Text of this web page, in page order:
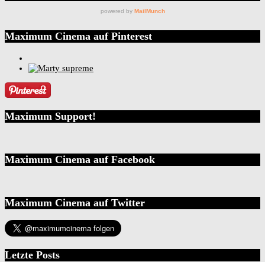
Maximum Cinema auf Pinterest
Maximum Support!
Maximum Cinema auf Facebook
Maximum Cinema auf Twitter
Letzte Posts